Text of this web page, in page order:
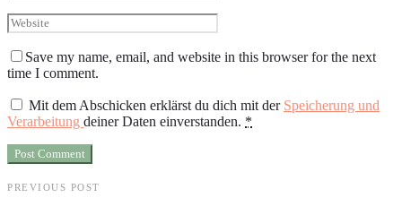
Save my name, email, and website in this browser for the next
time I comment.
Mit dem Abschicken erklärst du dich mit der Speicherung und
Verarbeitung deiner Daten einverstanden. *
PREVIOUS POST